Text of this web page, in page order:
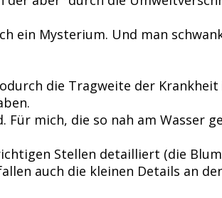
ein Mysterium. Und man
die Tragweite der
mich, die so nah am Wasser
Stellen detailliert (die
auch die kleinen Details an